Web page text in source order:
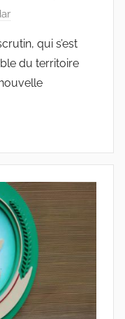
qui s’est
du territoire